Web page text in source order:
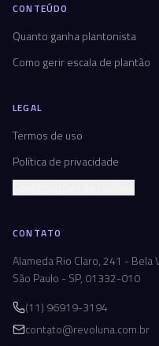
CONTEÚDO
Quanto ganha plantonista
Como gerir escala de plantão
LEGAL
Termos de uso
Política de privacidade
CONTATO
Alameda Rio Claro, 241 - Bela
São Paulo - SP, 01332-010
(11) 96919-3194
contato@revoluna.com.br